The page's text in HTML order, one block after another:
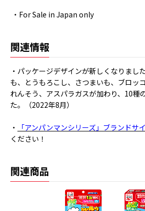
・For Sale in Japan only
関連情報
・パッケージデザインが新しくなりまし
も、とうもろこし、さつまいも、ブロッ
れんそう、アスパラガスが加わり、10種
た。（2022年8月）
・ 「アンパンマンシリーズ」ブランドサ
ください！
関連商品